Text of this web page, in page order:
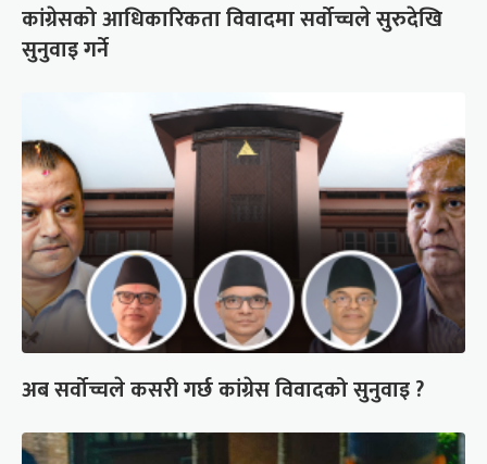
कांग्रेसको आधिकारिकता विवादमा सर्वोच्चले सुरुदेखि
सुनुवाइ गर्ने
अब सर्वोच्चले कसरी गर्छ कांग्रेस विवादको सुनुवाइ ?